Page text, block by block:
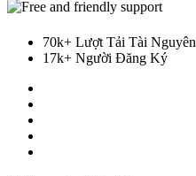
70k+ Lượt Tải Tài Nguyên
17k+ Người Đăng Ký